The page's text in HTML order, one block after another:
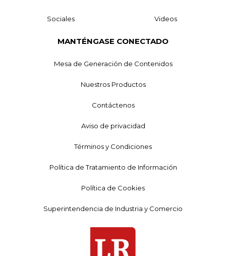
Sociales Videos
MANTÉNGASE CONECTADO
Mesa de Generación de Contenidos
Nuestros Productos
Contáctenos
Aviso de privacidad
Términos y Condiciones
Política de Tratamiento de Información
Política de Cookies
Superintendencia de Industria y Comercio